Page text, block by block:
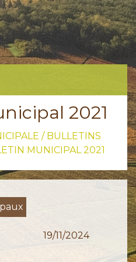
2021
/ BULLETINS
MUNICIPAL 2021
19/11/2024